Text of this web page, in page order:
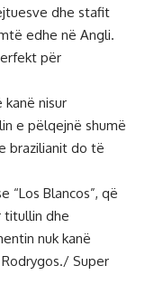
dhe stafit
edhe në Angli.
për
nisur
e pëlqejnë shumë
brazilianit do të
“Los Blancos”, që
titullin dhe
nuk kanë
Super